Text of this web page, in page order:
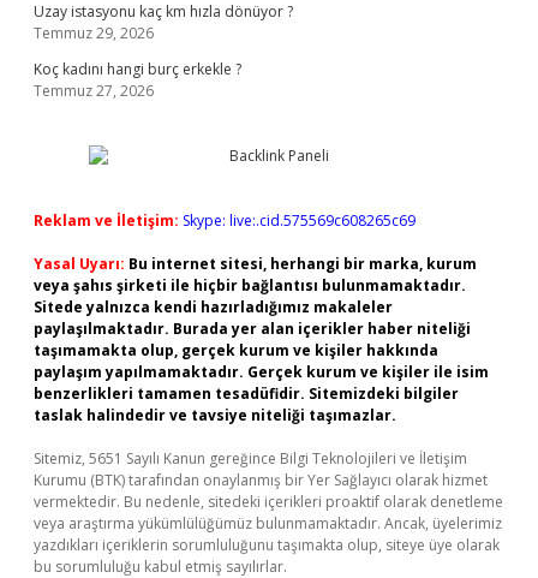
Uzay istasyonu kaç km hızla dönüyor ?
Temmuz 29, 2026
Koç kadını hangi burç erkekle ?
Temmuz 27, 2026
Reklam ve İletişim: Skype: live:.cid.575569c608265c69
Yasal Uyarı: Bu internet sitesi, herhangi bir marka, kurum
veya şahıs şirketi ile hiçbir bağlantısı bulunmamaktadır.
Sitede yalnızca kendi hazırladığımız makaleler
paylaşılmaktadır. Burada yer alan içerikler haber niteliği
taşımamakta olup, gerçek kurum ve kişiler hakkında
paylaşım yapılmamaktadır. Gerçek kurum ve kişiler ile isim
benzerlikleri tamamen tesadüfidir. Sitemizdeki bilgiler
taslak halindedir ve tavsiye niteliği taşımazlar.
Sitemiz, 5651 Sayılı Kanun gereğince Bilgi Teknolojileri ve İletişim
Kurumu (BTK) tarafından onaylanmış bir Yer Sağlayıcı olarak hizmet
vermektedir. Bu nedenle, sitedeki içerikleri proaktif olarak denetleme
veya araştırma yükümlülüğümüz bulunmamaktadır. Ancak, üyelerimiz
yazdıkları içeriklerin sorumluluğunu taşımakta olup, siteye üye olarak
bu sorumluluğu kabul etmiş sayılırlar.